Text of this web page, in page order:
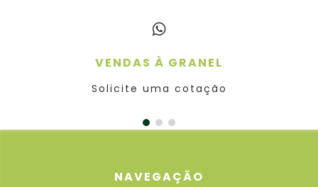
VENDAS À GRANEL
Solicite uma cotação
NAVEGAÇÃO